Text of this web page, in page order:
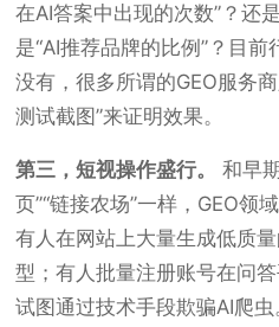
在AI答案中出现的次数”？还
是“AI推荐品牌的比例”？目
没有，很多所谓的GEO服务
测试截图”来证明效果。
第三，短视操作盛行。
和早
页”“链接农场”一样，GEO领
有人在网站上大量生成低质
型；有人批量注册账号在问
试图通过技术手段欺骗AI爬